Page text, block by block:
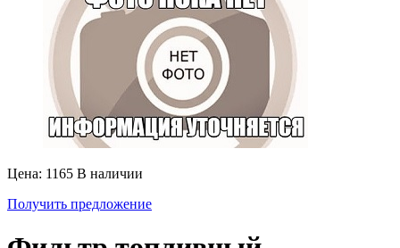
Цена: 1165 В наличии
Получить предложение